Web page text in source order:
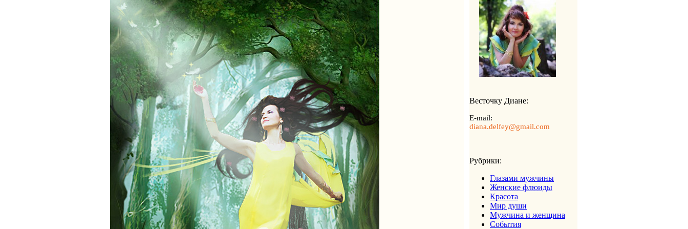
Весточку Диане:
E-mail:
diana.delfey@gmail.com
Рубрики:
Глазами мужчины
Женские флюиды
Красота
Мир души
Мужчина и женщина
События